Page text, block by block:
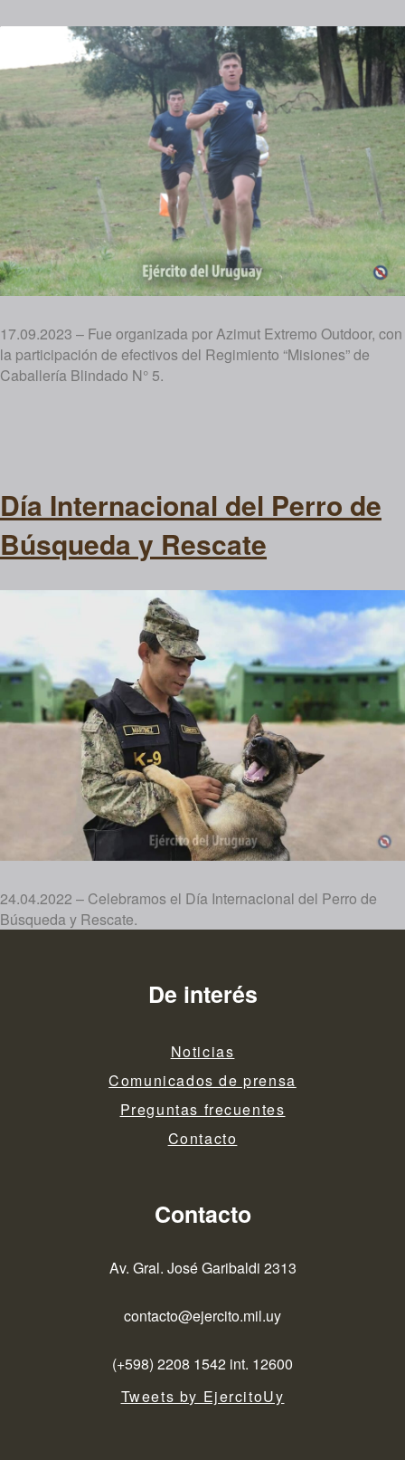
17.09.2023 – Fue organizada por Azimut Extremo Outdoor, con
la participación de efectivos del Regimiento “Misiones” de
Caballería Blindado N° 5.
Día Internacional del Perro de
Búsqueda y Rescate
24.04.2022 – Celebramos el Día Internacional del Perro de
Búsqueda y Rescate.
De interés
Noticias
Comunicados de prensa
Preguntas frecuentes
Contacto
Contacto
Av. Gral. José Garibaldi 2313
contacto@ejercito.mil.uy
(+598) 2208 1542 int. 12600
Tweets by EjercitoUy